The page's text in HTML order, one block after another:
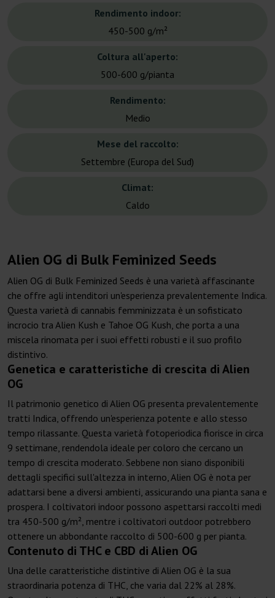
Rendimento indoor:
450-500 g/m²
Coltura all'aperto:
500-600 g/pianta
Rendimento:
Medio
Mese del raccolto:
Settembre (Europa del Sud)
Climat:
Caldo
Alien OG di Bulk Feminized Seeds
Alien OG di Bulk Feminized Seeds è una varietà affascinante
che offre agli intenditori un'esperienza prevalentemente Indica.
Questa varietà di cannabis femminizzata è un sofisticato
incrocio tra Alien Kush e Tahoe OG Kush, che porta a una
miscela rinomata per i suoi effetti robusti e il suo profilo
distintivo.
Genetica e caratteristiche di crescita di Alien
OG
Il patrimonio genetico di Alien OG presenta prevalentemente
tratti Indica, offrendo un'esperienza potente e allo stesso
tempo rilassante. Questa varietà fotoperiodica fiorisce in circa
9 settimane, rendendola ideale per coloro che cercano un
tempo di crescita moderato. Sebbene non siano disponibili
dettagli specifici sull'altezza in interno, Alien OG è nota per
adattarsi bene a diversi ambienti, assicurando una pianta sana e
prospera. I coltivatori indoor possono aspettarsi raccolti medi
tra 450-500 g/m², mentre i coltivatori outdoor potrebbero
ottenere un abbondante raccolto di 500-600 g per pianta.
Contenuto di THC e CBD di Alien OG
Una delle caratteristiche distintive di Alien OG è la sua
straordinaria potenza di THC, che varia dal 22% al 28%.